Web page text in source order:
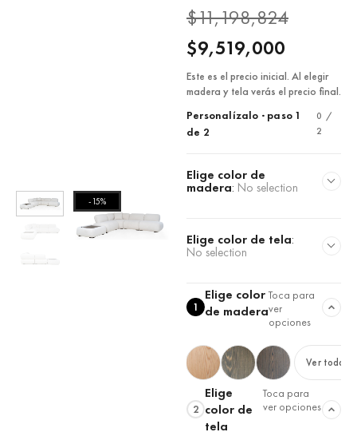
-15%
$11,198,824
$9,519,000
Este es el precio inicial. Al elegir
madera y tela verás el precio final.
Personalízalo · paso 1
de 2
0 /
2
Elige color de
madera: No selection
Elige color de tela:
No selection
1
Elige color
de madera
Toca para
ver
opciones
Ver todas
2
Elige
color de
tela
Toca para
ver opciones